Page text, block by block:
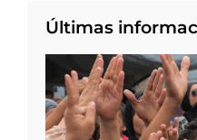
Últimas